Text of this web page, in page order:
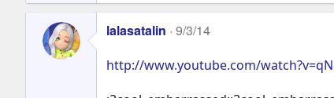
lalasatalin 9/3/14
http://www.youtube.com/